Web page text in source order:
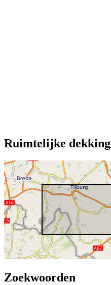
Ruimtelijke dekking
Zoekwoorden